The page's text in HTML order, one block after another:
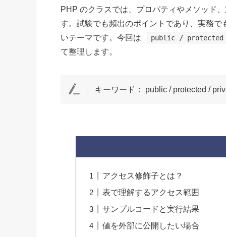
PHP のクラスでは、プロパティやメソッド
す。試験でも頻出のポイントであり、実務
いテーマです。今回は
public /
て整理します。
キーワード： public / protected /
アクセス修飾子とは？
表で理解するアクセス範囲
サンプルコードと実行結果
値を外部に公開したい場合